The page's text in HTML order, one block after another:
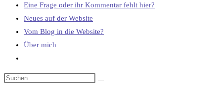
Eine Frage oder ihr Kommentar fehlt hier?
Neues auf der Website
Vom Blog in die Website?
Über mich
umschalten